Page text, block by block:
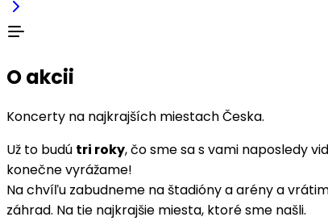
O akcii
Koncerty na najkrajších miestach Česka.
Už to budú tri roky, čo sme sa s vami naposledy
konečne vyrážame!
Na chvíľu zabudneme na štadióny a arény a
záhrad. Na tie najkrajšie miesta, ktoré sme našli.